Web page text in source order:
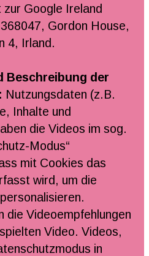
Google Ireland
Gordon House,
4, Irland.
Beschreibung der
Nutzungsdaten (z.B.
Inhalte und
die Videos im sog.
Modus“
mit Cookies das
wird, um die
Videoempfehlungen
Video. Videos,
in